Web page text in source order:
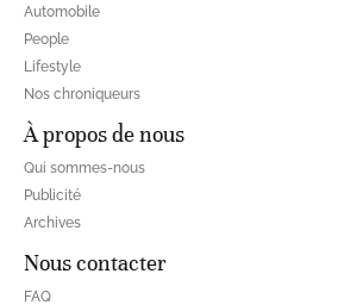
Automobile
People
Lifestyle
Nos chroniqueurs
À propos de nous
Qui sommes-nous
Publicité
Archives
Nous contacter
FAQ